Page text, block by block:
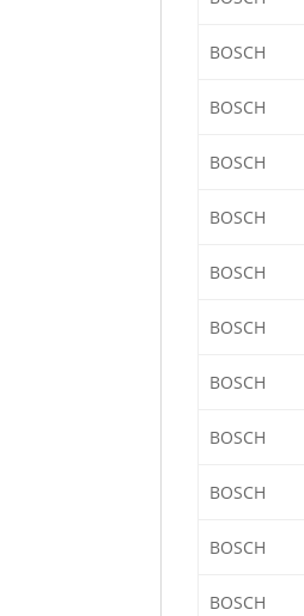
BOSCH
BOSCH
BOSCH
BOSCH
BOSCH
BOSCH
BOSCH
BOSCH
BOSCH
BOSCH
BOSCH